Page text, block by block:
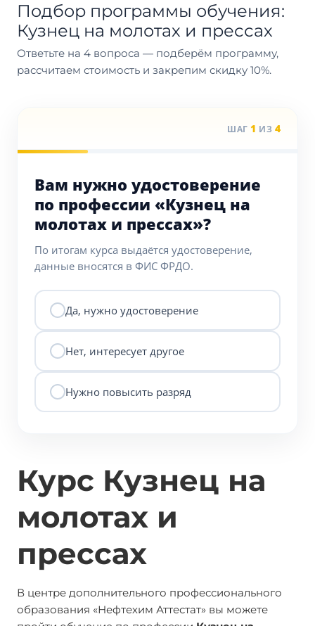
Подбор программы обучения:
Кузнец на молотах и прессах
Ответьте на 4 вопроса — подберём программу,
рассчитаем стоимость и закрепим скидку 10%.
ШАГ 1 ИЗ 4
Вам нужно удостоверение
по профессии «Кузнец на
молотах и прессах»?
По итогам курса выдаётся удостоверение,
данные вносятся в ФИС ФРДО.
Да, нужно удостоверение
Нет, интересует другое
Нужно повысить разряд
Курс Кузнец на
молотах и
прессах
В центре дополнительного профессионального
образования «Нефтехим Аттестат» вы можете